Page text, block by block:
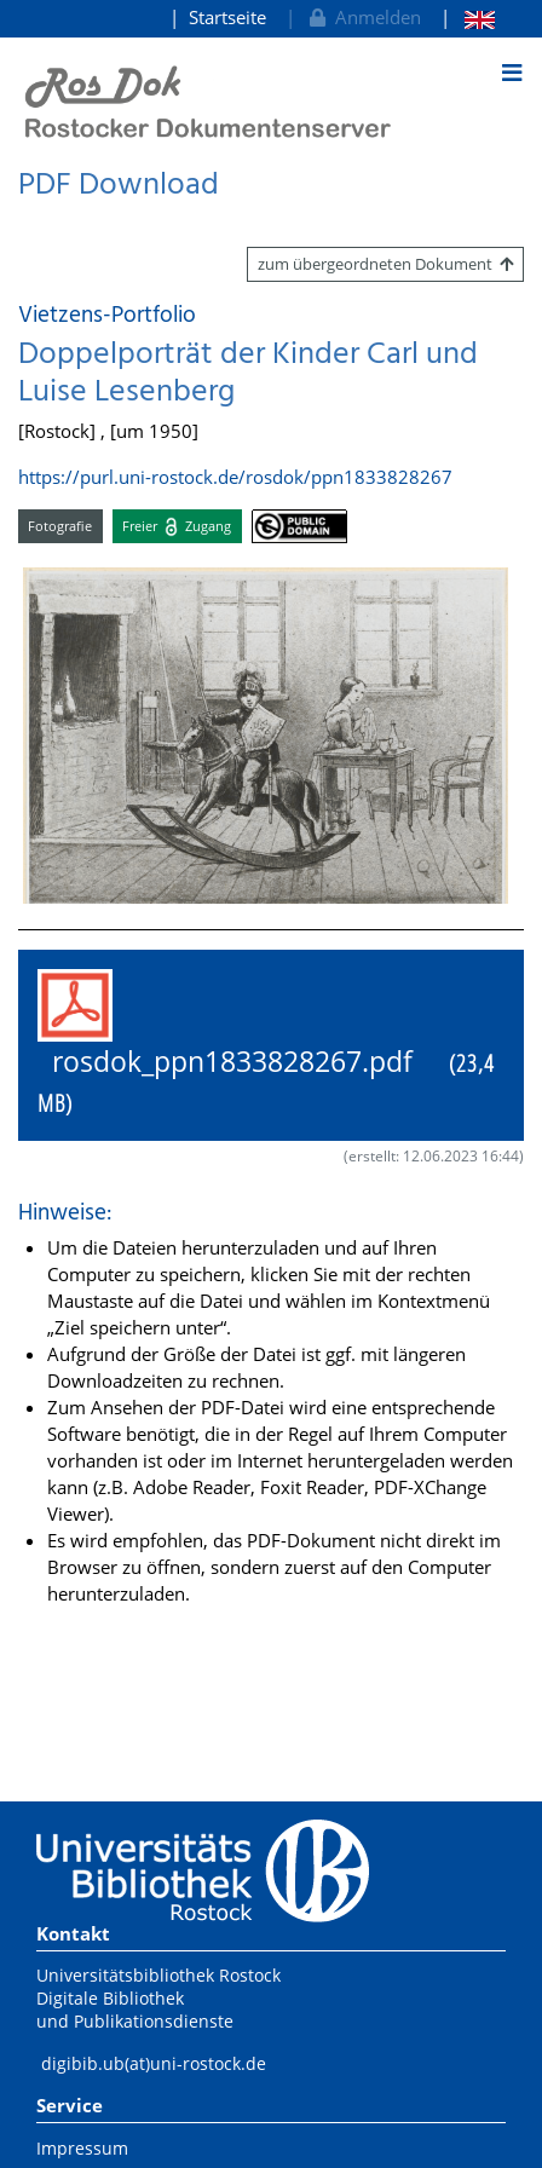
zum Inhalt
Startseite Anmelden
PDF Download
zum übergeordneten Dokument
Vietzens-Portfolio
Doppelporträt der Kinder Carl und
Luise Lesenberg
[Rostock] , [um 1950]
https://purl.uni-rostock.de/rosdok/ppn1833828267
Fotografie Freier Zugang
rosdok_ppn1833828267.pdf
(23,4
MB)
(erstellt: 12.06.2023 16:44)
Hinweise:
Um die Dateien herunterzuladen und auf Ihren
Computer zu speichern, klicken Sie mit der rechten
Maustaste auf die Datei und wählen im Kontextmenü
„Ziel speichern unter“.
Aufgrund der Größe der Datei ist ggf. mit längeren
Downloadzeiten zu rechnen.
Zum Ansehen der PDF-Datei wird eine entsprechende
Software benötigt, die in der Regel auf Ihrem Computer
vorhanden ist oder im Internet heruntergeladen werden
kann (z.B. Adobe Reader, Foxit Reader, PDF-XChange
Viewer).
Es wird empfohlen, das PDF-Dokument nicht direkt im
Browser zu öffnen, sondern zuerst auf den Computer
herunterzuladen.
Kontakt
Universitätsbibliothek Rostock
Digitale Bibliothek
und Publikationsdienste
digibib.ub(at)uni-rostock.de
Service
Impressum